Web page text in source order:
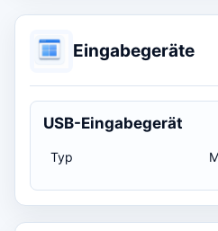
Eingabegeräte
USB-Eingabegerät
Typ